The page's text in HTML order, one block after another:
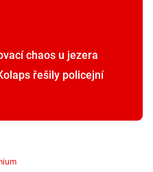
chaos u jezera
řešily policejní